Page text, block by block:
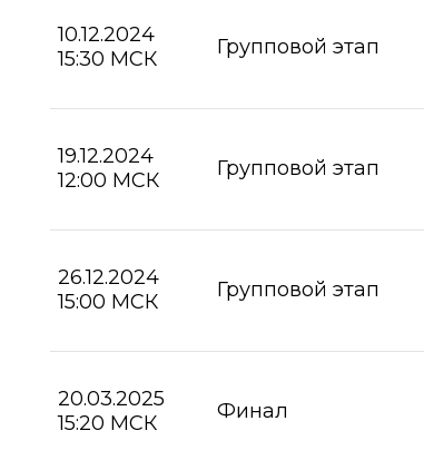
10.12.2024
15:30 МСК
Групповой этап
19.12.2024
12:00 МСК
Групповой этап
26.12.2024
15:00 МСК
Групповой этап
20.03.2025
15:20 МСК
Финал